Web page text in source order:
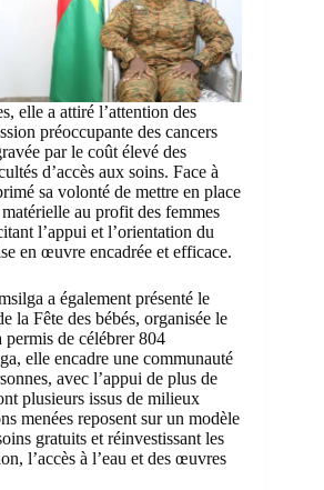
elle a attiré l’attention des
préoccupante des cancers
par le coût élevé des
d’accès aux soins. Face à
sa volonté de mettre en place
au profit des femmes
l’appui et l’orientation du
en œuvre encadrée et efficace.
a également présenté le
la Fête des bébés, organisée le
de célébrer 804
elle encadre une communauté
avec l’appui de plus de
plusieurs issus de milieux
menées reposent sur un modèle
gratuits et réinvestissant les
l’accès à l’eau et des œuvres